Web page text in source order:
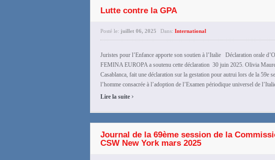
Lutte contre la GPA
Posté le: juillet 06, 2025 Dans: International
Juristes pour l’Enfance apporte son soutien à l’Italie Déclaration orale
FEMINA EUROPA a soutenu cette déclaration 30 juin 2025. Olivia
Casablanca, fait une déclaration sur la gestation pour autrui lors de la 59e
l’homme consacrée à l’adoption de l’Examen périodique universel de
Lire la suite ›
Journal de la 69ème session de la
CSW New York mars 2025